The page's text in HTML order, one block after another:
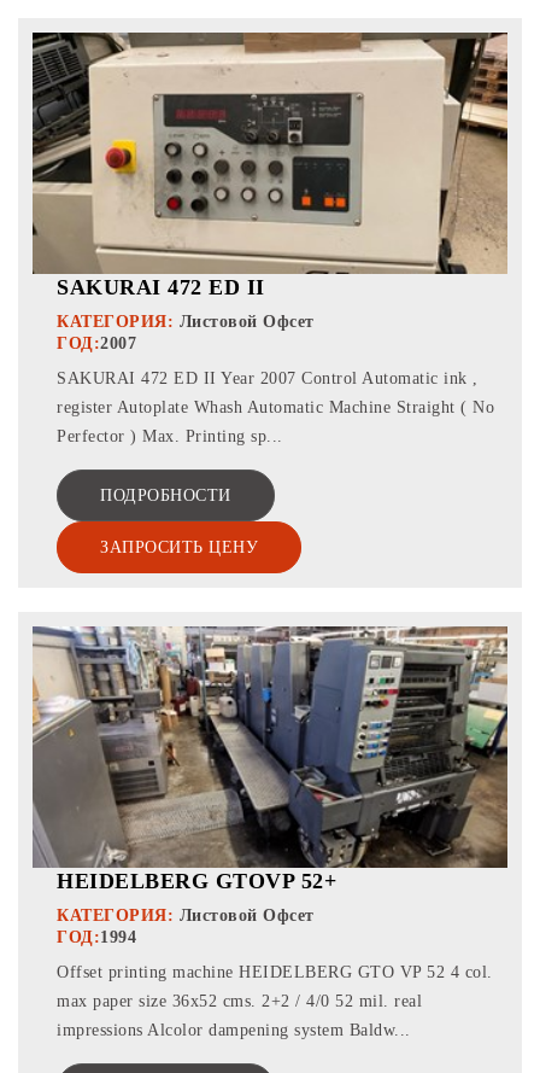
SAKURAI 472 ED II
КАТЕГОРИЯ: Листовой Офсет
ГОД:2007
SAKURAI 472 ED II Year 2007 Control Automatic ink ,
register Autoplate Whash Automatic Machine Straight ( No
Perfector ) Max. Printing sp...
ПОДРОБНОСТИ
ЗАПРОСИТЬ ЦЕНУ
HEIDELBERG GTOVP 52+
КАТЕГОРИЯ: Листовой Офсет
ГОД:1994
Offset printing machine HEIDELBERG GTO VP 52 4 col.
max paper size 36x52 cms. 2+2 / 4/0 52 mil. real
impressions Alcolor dampening system Baldw...